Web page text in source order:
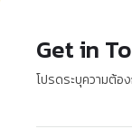
Get in
โปรดระบุความต้อ